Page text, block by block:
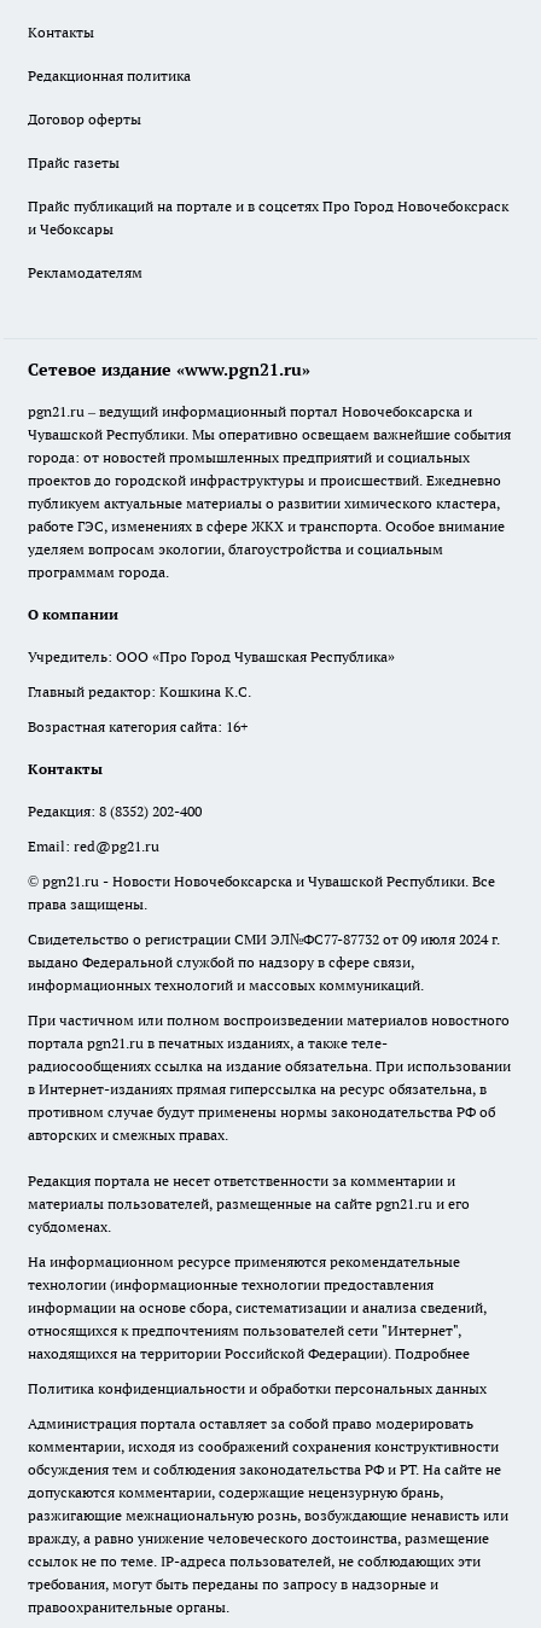
Контакты
Редакционная политика
Договор оферты
Прайс газеты
Прайс публикаций на портале и в соцсетях Про Город Новочебоксраск
и Чебоксары
Рекламодателям
Сетевое издание «www.pgn21.ru»
pgn21.ru – ведущий информационный портал Новочебоксарска и
Чувашской Республики. Мы оперативно освещаем важнейшие события
города: от новостей промышленных предприятий и социальных
проектов до городской инфраструктуры и происшествий. Ежедневно
публикуем актуальные материалы о развитии химического кластера,
работе ГЭС, изменениях в сфере ЖКХ и транспорта. Особое внимание
уделяем вопросам экологии, благоустройства и социальным
программам города.
О компании
Учредитель: ООО «Про Город Чувашская Республика»
Главный редактор: Кошкина К.С.
Возрастная категория сайта: 16+
Контакты
Редакция: 8 (8352) 202-400
Email: red@pg21.ru
© pgn21.ru - Новости Новочебоксарска и Чувашской Республики. Все
права защищены.
Свидетельство о регистрации СМИ ЭЛ№ФС77-87732 от 09 июля 2024 г.
выдано Федеральной службой по надзору в сфере связи,
информационных технологий и массовых коммуникаций.
При частичном или полном воспроизведении материалов новостного
портала pgn21.ru в печатных изданиях, а также теле-
радиосообщениях ссылка на издание обязательна. При использовании
в Интернет-изданиях прямая гиперссылка на ресурс обязательна, в
противном случае будут применены нормы законодательства РФ об
авторских и смежных правах.
Редакция портала не несет ответственности за комментарии и
материалы пользователей, размещенные на сайте pgn21.ru и его
субдоменах.
На информационном ресурсе применяются рекомендательные
технологии (информационные технологии предоставления
информации на основе сбора, систематизации и анализа сведений,
относящихся к предпочтениям пользователей сети "Интернет",
находящихся на территории Российской Федерации). Подробнее
Политика конфиденциальности и обработки персональных данных
Администрация портала оставляет за собой право модерировать
комментарии, исходя из соображений сохранения конструктивности
обсуждения тем и соблюдения законодательства РФ и РТ. На сайте не
допускаются комментарии, содержащие нецензурную брань,
разжигающие межнациональную рознь, возбуждающие ненависть или
вражду, а равно унижение человеческого достоинства, размещение
ссылок не по теме. IP-адреса пользователей, не соблюдающих эти
требования, могут быть переданы по запросу в надзорные и
правоохранительные органы.